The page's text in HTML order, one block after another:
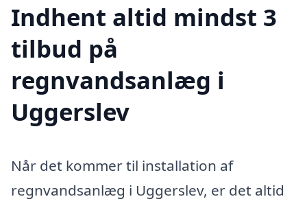
Indhent altid mindst 3
tilbud på
regnvandsanlæg i
Uggerslev
Når det kommer til installation af
regnvandsanlæg i Uggerslev, er det altid